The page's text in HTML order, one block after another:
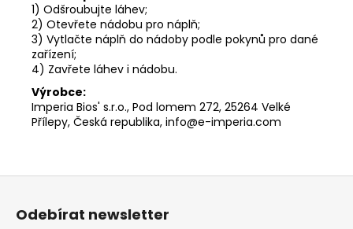
1) Odšroubujte láhev;
2) Otevřete nádobu pro náplň;
3) Vytlačte náplň do nádoby podle pokynů pro dané
zařízení;
4) Zavřete láhev i nádobu.
Výrobce:
Imperia Bios' s.r.o., Pod lomem 272, 25264 Velké
Přílepy, Česká republika, info@e-imperia.com
Odebírat newsletter